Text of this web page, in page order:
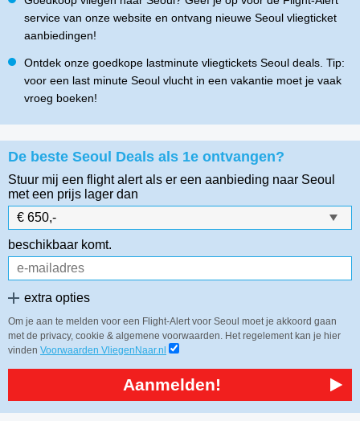
service van onze website en ontvang nieuwe Seoul vliegticket
aanbiedingen!
Ontdek onze goedkope lastminute vliegtickets Seoul deals. Tip:
voor een last minute Seoul vlucht in een vakantie moet je vaak
vroeg boeken!
De beste Seoul Deals als 1e ontvangen?
Stuur mij een flight alert als er een aanbieding naar Seoul
met een prijs lager dan
beschikbaar komt.
extra opties
Om je aan te melden voor een Flight-Alert voor Seoul moet je akkoord gaan
met de privacy, cookie & algemene voorwaarden. Het regelement kan je hier
vinden Voorwaarden VliegenNaar.nl
Aanmelden!